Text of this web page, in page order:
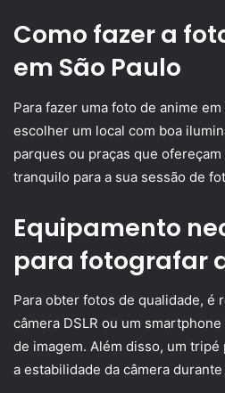
Como fazer a
em São Paulo
Para fazer uma foto de anime
escolher um local com boa
parques ou praças que
tranquilo para a sua sessão de
Equipamento
para fotografar
Para obter fotos de qualidade, é
câmera DSLR ou um
de imagem. Além disso, um
a estabilidade da câmera